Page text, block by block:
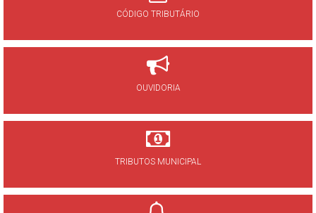
CÓDIGO TRIBUTÁRIO
OUVIDORIA
TRIBUTOS MUNICIPAL